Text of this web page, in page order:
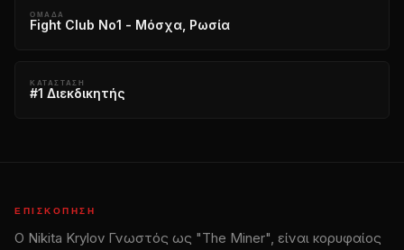
ΟΜΆΔΑ
Fight Club No1 - Μόσχα, Ρωσία
ΚΑΤΆΣΤΑΣΗ
#1 Διεκδικητής
ΕΠΙΣΚΌΠΗΣΗ
Ο Nikita Krylov Γνωστός ως "The Miner", είναι κορυφαίος